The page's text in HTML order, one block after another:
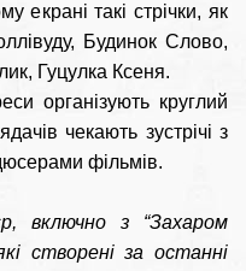
екрані такі стрічки, як
Будинок Слово,
Гуцулка Ксеня.
організують круглий
чекають зустрічі з
фільмів.
включно з “Захаром
створені за останні